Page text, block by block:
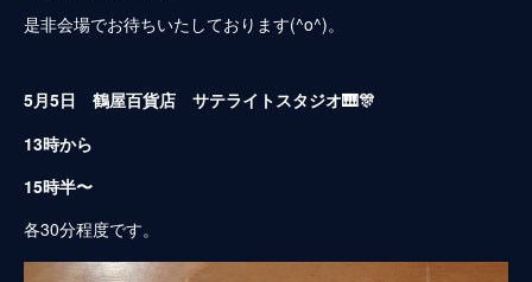
是非会場でお待ちいたしております(^o^)。
5月5日 鶴屋百貨店 サテライトスタジオ🎹🎊
13時から
15時半〜
各30分程度です。